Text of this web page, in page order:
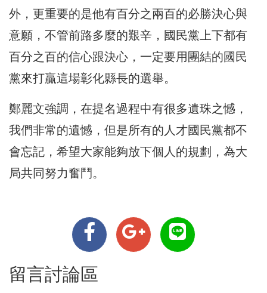
外，更重要的是他有百分之兩百的必勝決心與
意願，不管前路多麼的艱辛，國民黨上下都有
百分之百的信心跟決心，一定要用團結的國民
黨來打贏這場彰化縣長的選舉。
鄭麗文強調，在提名過程中有很多遺珠之憾，
我們非常的遺憾，但是所有的人才國民黨都不
會忘記，希望大家能夠放下個人的規劃，為大
局共同努力奮鬥。
留言討論區